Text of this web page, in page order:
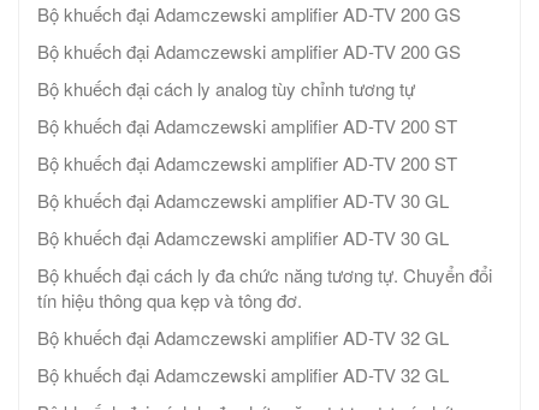
Bộ khuếch đại Adamczewski amplifier AD-TV 200 GS
Bộ khuếch đại Adamczewski amplifier AD-TV 200 GS
Bộ khuếch đại cách ly analog tùy chỉnh tương tự
Bộ khuếch đại Adamczewski amplifier AD-TV 200 ST
Bộ khuếch đại Adamczewski amplifier AD-TV 200 ST
Bộ khuếch đại Adamczewski amplifier AD-TV 30 GL
Bộ khuếch đại Adamczewski amplifier AD-TV 30 GL
Bộ khuếch đại cách ly đa chức năng tương tự. Chuyển đổi
tín hiệu thông qua kẹp và tông đơ.
Bộ khuếch đại Adamczewski amplifier AD-TV 32 GL
Bộ khuếch đại Adamczewski amplifier AD-TV 32 GL